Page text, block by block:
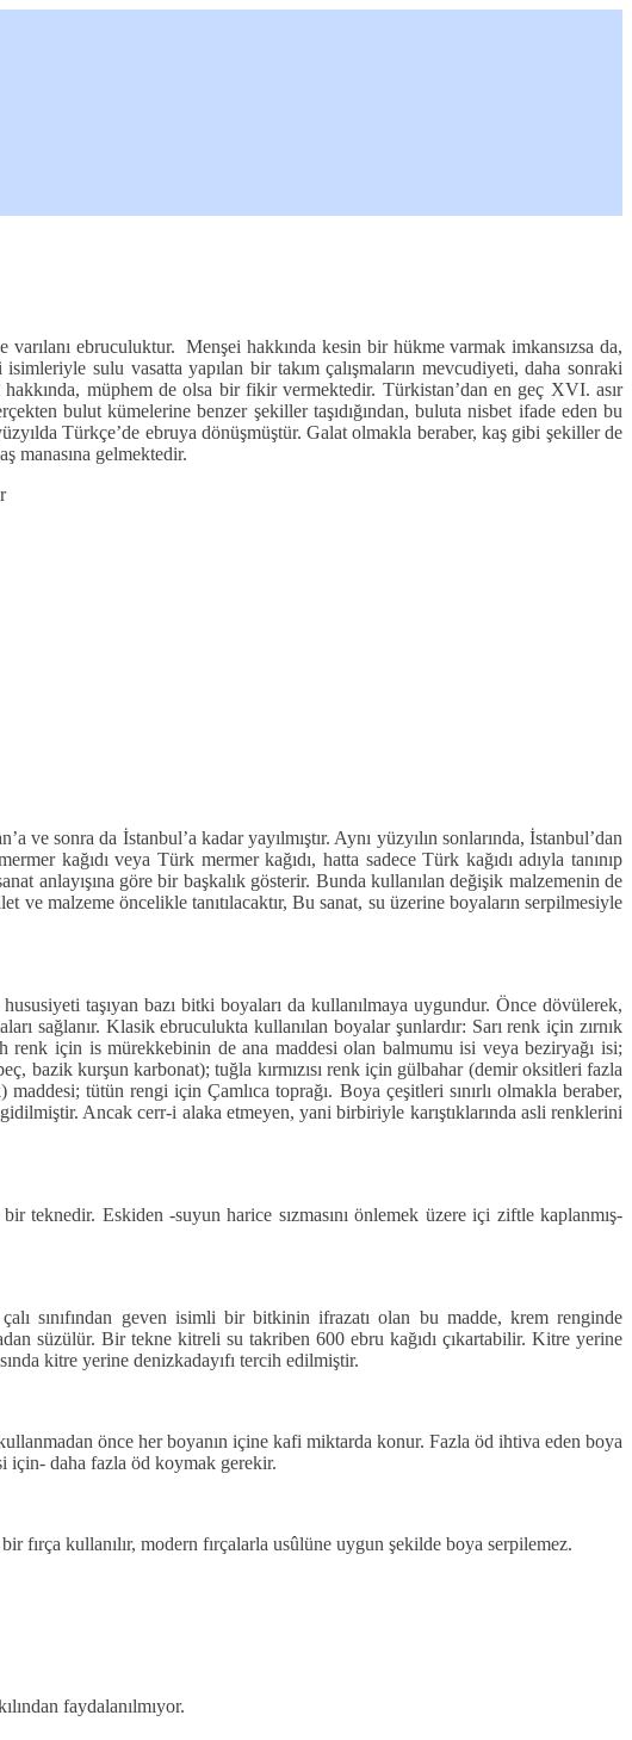
varılanı ebruculuktur. Menşei hakkında kesin bir hükme varmak imkansızsa da,
sulu vasatta yapılan bir takım çalışmaların mevcudiyeti, daha sonraki
hakkında, müphem de olsa bir fikir vermektedir. Türkistan’dan en geç XVI. asır
bulut kümelerine benzer şekiller taşıdığından, buluta nisbet ifade eden bu
Türkçe’de ebruya dönüşmüştür. Galat olmakla beraber, kaş gibi şekiller de
manasına gelmektedir.
sonra da İstanbul’a kadar yayılmıştır. Aynı yüzyılın sonlarında, İstanbul’dan
kağıdı veya Türk mermer kağıdı, hatta sadece Türk kağıdı adıyla tanınıp
anlayışına göre bir başkalık gösterir. Bunda kullanılan değişik malzemenin de
ve malzeme öncelikle tanıtılacaktır, Bu sanat, su üzerine boyaların serpilmesiyle
taşıyan bazı bitki boyaları da kullanılmaya uygundur. Önce dövülerek,
sağlanır. Klasik ebruculukta kullanılan boyalar şunlardır: Sarı renk için zırnık
için is mürekkebinin de ana maddesi olan balmumu isi veya beziryağı isi;
bazik kurşun karbonat); tuğla kırmızısı renk için gülbahar (demir oksitleri fazla
tütün rengi için Çamlıca toprağı. Boya çeşitleri sınırlı olmakla beraber,
Ancak cerr-i alaka etmeyen, yani birbiriyle karıştıklarında asli renklerini
teknedir. Eskiden -suyun harice sızmasını önlemek üzere içi ziftle kaplanmış-
sınıfından geven isimli bir bitkinin ifrazatı olan bu madde, krem renginde
süzülür. Bir tekne kitreli su takriben 600 ebru kağıdı çıkartabilir. Kitre yerine
kitre yerine denizkadayıfı tercih edilmiştir.
önce her boyanın içine kafi miktarda konur. Fazla öd ihtiva eden boya
için- daha fazla öd koymak gerekir.
fırça kullanılır, modern fırçalarla usûlüne uygun şekilde boya serpilemez.
faydalanılmıyor.